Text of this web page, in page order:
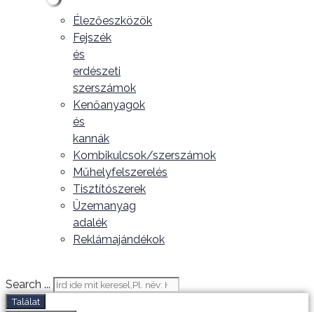
Élezőeszközök
Fejszék
és
erdészeti
szerszámok
Kenőanyagok
és
kannák
Kombikulcsok/szerszámok
Műhelyfelszerelés
Tisztítószerek
Üzemanyag
adalék
Reklámajándékok
Search ...
Találat